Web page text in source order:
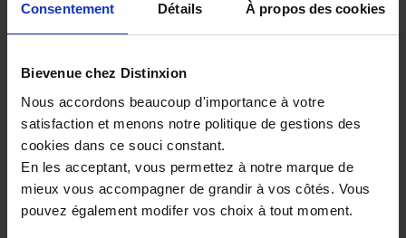
Consentement Détails À propos des cookies
Bievenue chez Distinxion
Nous accordons beaucoup d'importance à votre
satisfaction et menons notre politique de gestions des
cookies dans ce souci constant.
En les acceptant, vous permettez à notre marque de
mieux vous accompagner de grandir à vos côtés. Vous
pouvez également modifer vos choix à tout moment.
énergie
Ford explorer Diesel
Ford explorer Essence Hybride
Ford explorer Essence
Ford explorer Electrique